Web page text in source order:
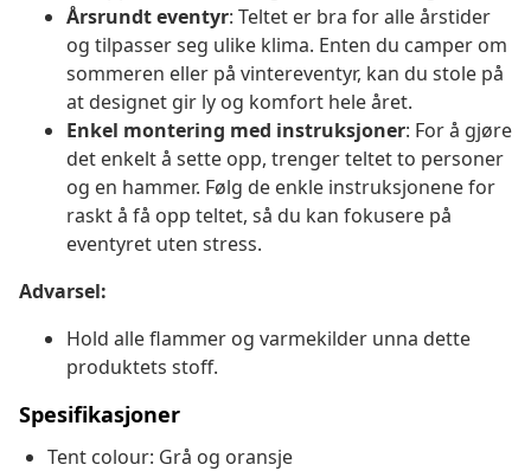
Årsrundt eventyr: Teltet er bra for alle årstider
og tilpasser seg ulike klima. Enten du camper om
sommeren eller på vintereventyr, kan du stole på
at designet gir ly og komfort hele året.
Enkel montering med instruksjoner: For å gjøre
det enkelt å sette opp, trenger teltet to personer
og en hammer. Følg de enkle instruksjonene for
raskt å få opp teltet, så du kan fokusere på
eventyret uten stress.
Advarsel:
Hold alle flammer og varmekilder unna dette
produktets stoff.
Spesifikasjoner
Tent colour: Grå og oransje